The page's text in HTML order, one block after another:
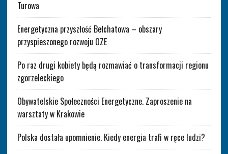
Turowa
Energetyczna przyszłość Bełchatowa – obszary
przyspieszonego rozwoju OZE
Po raz drugi kobiety będą rozmawiać o transformacji regionu
zgorzeleckiego
Obywatelskie Społeczności Energetyczne. Zaproszenie na
warsztaty w Krakowie
Polska dostała upomnienie. Kiedy energia trafi w ręce ludzi?